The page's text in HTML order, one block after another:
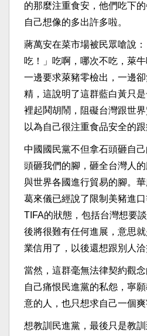
的那麼注重食安，他們吃下
自己想像的多出許多啦。​
蔣萬安在菜市場被民眾嗆說
吃！」吃啊，哪次不吃，萊
一邊要求萊豬零檢出，一邊
精，這說明了這群藍白黃只
裡起鬨胡鬧，阻礙台灣跟世
以為自己很注重食品安全的
中國國民黨不但拿石頭砸自
頭砸我們的腳，砸全台灣人
與世界各國進行貿易的腳。
葛來儀已經說了限制美豬進
TIFA的狀態，包括台灣想要
後將很難有任何進展，意思
業信用了，以後還想跟別人洽
當然，這群毫無法律契約觀
自己痛恨民進黨的私怨，寧
意的人，也只想求自己一個爽
想教訓民進黨，最後只是教